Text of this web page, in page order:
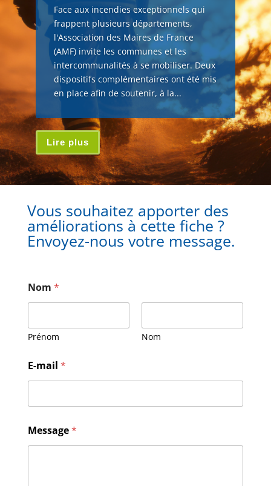
Face aux incendies exceptionnels qui
frappent plusieurs départements,
l'Association des Maires de France
(AMF) invite les communes et les
intercommunalités à se mobiliser. Deux
dispositifs complémentaires ont été mis
en place afin de soutenir, à la...
Lire plus
Vous souhaitez apporter des
améliorations à cette fiche ?
Envoyez-nous votre message.
Nom *
Prénom Nom
e
s
a
e
E
-
E-mail *
Message*